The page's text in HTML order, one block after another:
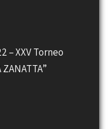
– XXV Torneo